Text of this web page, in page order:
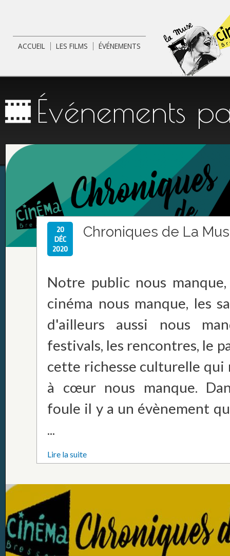
MENU PRINCIPAL
ACCUEIL LES FILMS ÉVÉNEMENTS
Événements
20
DÉC
2020
Chroniques de La
Notre public nous
cinéma nous manque, les
d'ailleurs aussi nous
festivals, les rencontres, le
cette richesse culturelle
à cœur nous manque.
foule il y a un évènement
...
Lire la suite